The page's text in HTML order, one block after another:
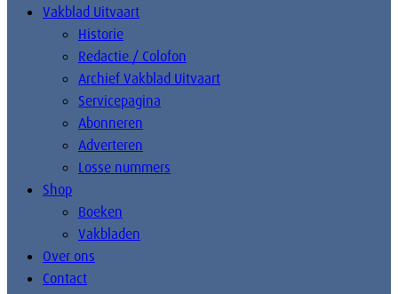
Vakblad Uitvaart
Historie
Redactie / Colofon
Archief Vakblad Uitvaart
Servicepagina
Abonneren
Adverteren
Losse nummers
Shop
Boeken
Vakbladen
Over ons
Contact